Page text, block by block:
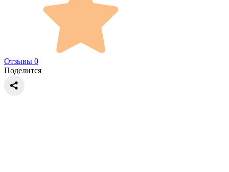
Отзывы 0
Поделится